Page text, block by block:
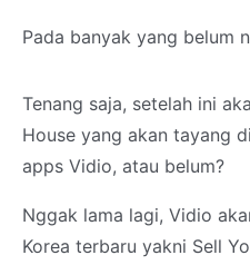
Pada banyak yang belum
Tenang saja, setelah ini
House yang akan tayang
apps Vidio, atau belum?
Nggak lama lagi, Vidio
Korea terbaru yakni Sell